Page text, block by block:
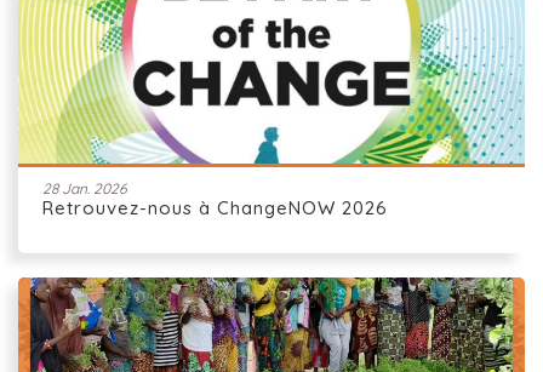
28 Jan. 2026
Retrouvez-nous à ChangeNOW 2026